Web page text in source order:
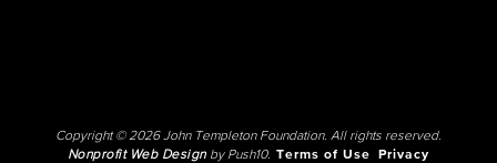
Copyright © 2026 John Templeton Foundation. All rights reserved.
Nonprofit Web Designby Push10. Terms of Use
Privacy